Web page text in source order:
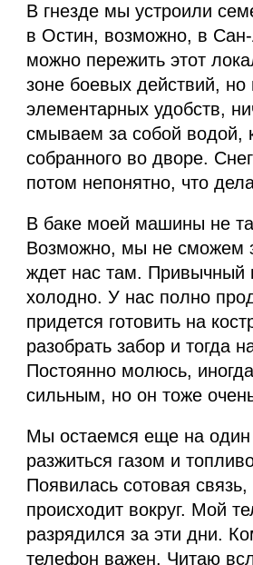
В гнезде мы устроили
в Остин, возможно, в Сан-
можно пережить этот
зоне боевых действий, но
элементарных удобств,
смываем за собой водой,
собранного во дворе.
потом непонятно, что
В баке моей машины не
Возможно, мы не сможем
ждет нас там. Привычный
холодно. У нас полно
придется готовить на
разобрать забор и тогда
Постоянно молюсь,
сильным, но он тоже
Мы остаемся еще на один
разжиться газом и
Появилась сотовая
происходит вокруг. Мой
разрядился за эти дни.
телефон важен. Читаю